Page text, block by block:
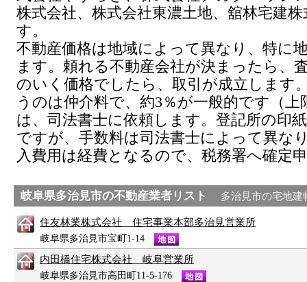
株式会社、株式会社東濃土地、舘林宅建
す。
不動産価格は地域によって異なり、特に
ます。頼れる不動産会社が決まったら、
のいく価格でしたら、取引が成立します
うのは仲介料で、約3％が一般的です（上
は、司法書士に依頼します。登記所の印
ですが、手数料は司法書士によって異な
入費用は経費となるので、税務署へ確定
岐阜県多治見市の不動産業者リスト 多治見市の宅地建
住友林業株式会社 住宅事業本部多治見営業所
岐阜県多治見市宝町1-14
内田橋住宅株式会社 岐阜営業所
岐阜県多治見市高田町11-5-176